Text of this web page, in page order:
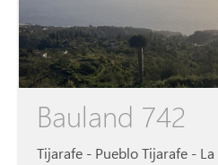
Bauland 742
Tijarafe - Pueblo Tijarafe - La